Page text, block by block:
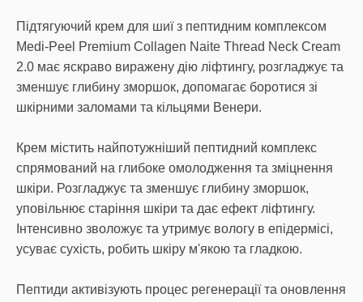
Підтягуючий крем для шиї з пептидним комплексом
Medi-Peel Premium Collagen Naite Thread Neck Cream
2.0 має яскраво виражену дію ліфтингу, розгладжує та
зменшує глибину зморшок, допомагає боротися зі
шкірними заломами та кільцями Венери.
Крем містить найпотужніший пептидний комплекс
спрямований на глибоке омолодження та зміцнення
шкіри. Розгладжує та зменшує глибину зморшок,
уповільнює старіння шкіри та дає ефект ліфтингу.
Інтенсивно зволожує та утримує вологу в епідермісі,
усуває сухість, робить шкіру м'якою та гладкою.
Пептиди активізують процес регенерації та оновлення